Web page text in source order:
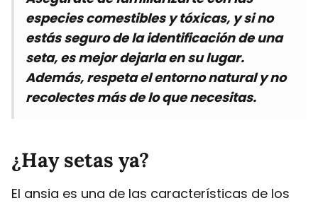
especies comestibles y tóxicas, y si no
estás seguro de la identificación de una
seta, es mejor dejarla en su lugar.
Además, respeta el entorno natural y no
recolectes más de lo que necesitas.
¿Hay setas ya?
El ansia es una de las características de los